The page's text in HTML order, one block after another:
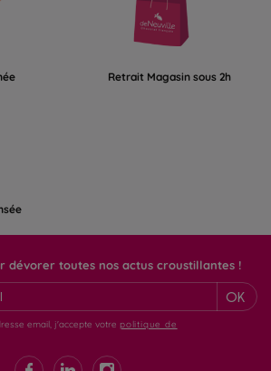
Retrait Magasin sous 2h
dévorer toutes nos actus croustillantes !
OK
email, j'accepte votre politique de